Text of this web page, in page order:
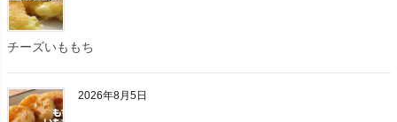
チーズいももち
2026年8月5日